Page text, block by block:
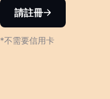
請註冊
*不需要信用卡